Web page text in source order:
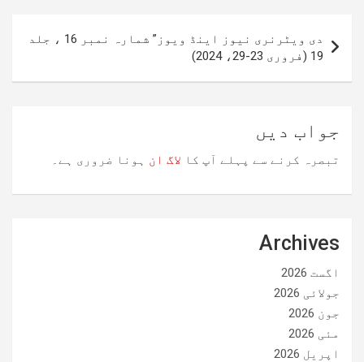
کی
نیویگیشن
دی ویٹرنری نیوز اینڈ ویوز” شمارہ نمبر 16 ، جلد
19 (فروری 23-29، 2024)
جواب دیں
تبصرہ کرنے سے پہلے آپ کا لاگ ان ہونا ضروری ہے۔
Archives
اگست 2026
جولائی 2026
جون 2026
مئی 2026
اپریل 2026